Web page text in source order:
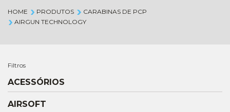
HOME PRODUTOS
CARABINAS DE PCP
AIRGUN TECHNOLOGY
Filtros
ACESSÓRIOS
AIRSOFT